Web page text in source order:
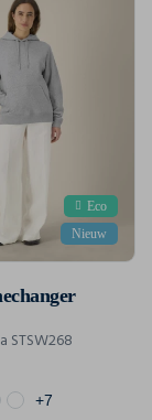
Eco
Nieuw
STSW268
+7